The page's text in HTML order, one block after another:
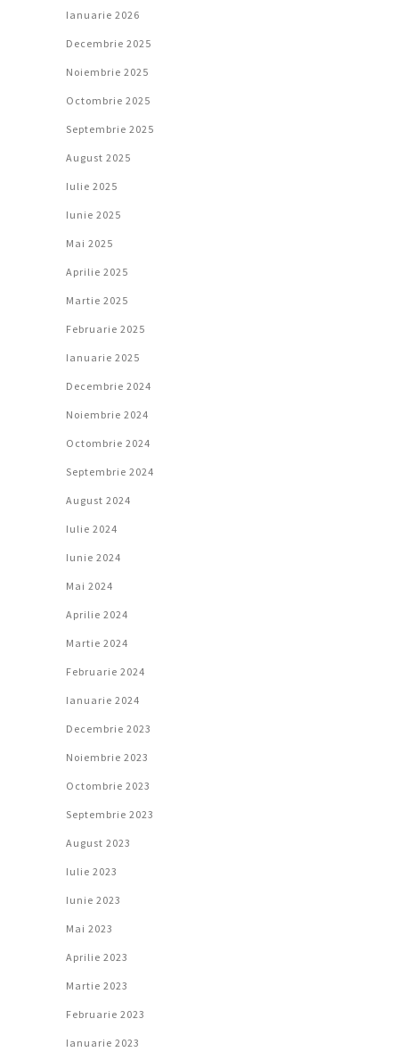
Ianuarie 2026
Decembrie 2025
Noiembrie 2025
Octombrie 2025
Septembrie 2025
August 2025
Iulie 2025
Iunie 2025
Mai 2025
Aprilie 2025
Martie 2025
Februarie 2025
Ianuarie 2025
Decembrie 2024
Noiembrie 2024
Octombrie 2024
Septembrie 2024
August 2024
Iulie 2024
Iunie 2024
Mai 2024
Aprilie 2024
Martie 2024
Februarie 2024
Ianuarie 2024
Decembrie 2023
Noiembrie 2023
Octombrie 2023
Septembrie 2023
August 2023
Iulie 2023
Iunie 2023
Mai 2023
Aprilie 2023
Martie 2023
Februarie 2023
Ianuarie 2023